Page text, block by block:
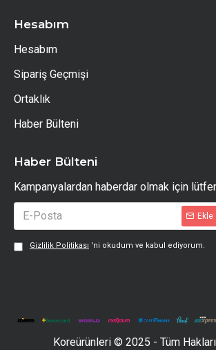
Hesabım
Hesabım
Sipariş Geçmişi
Ortaklık
Haber Bülteni
Haber Bülteni
Kampanyalardan haberdar olmak için
Ekle
Gizlilik Politikası 'ni okudum ve kabul ediyorum.
Koreürünleri © 2025 - Tüm Hakları